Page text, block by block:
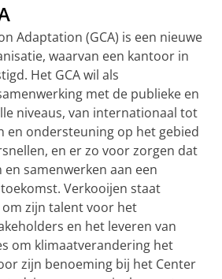
Adaptation (GCA) is een nieuwe
waarvan een kantoor in
Het GCA wil als
met de publieke en
niveaus, van internationaal tot
en ondersteuning op het gebied
en er zo voor zorgen dat
en samenwerken aan een
Verkooijen staat
zijn talent voor het
en het leveren van
om klimaatverandering het
zijn benoeming bij het Center